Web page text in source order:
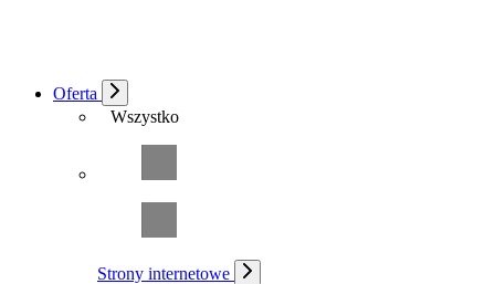
Oferta
Wszystko
Strony internetowe